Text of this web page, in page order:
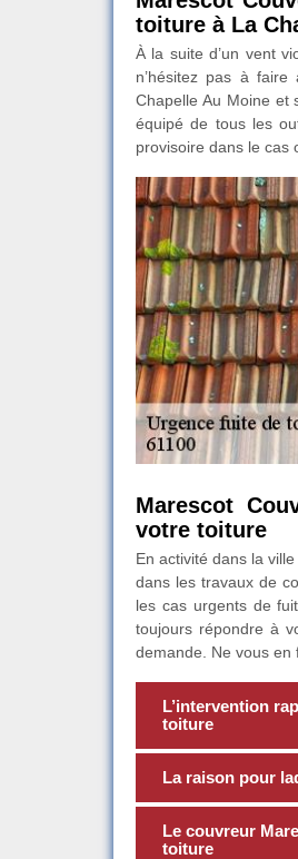
toiture à La
À la suite d’un vent
n’hésitez pas à
Chapelle Au Moine et
équipé de tous les
provisoire dans le cas
Marescot
votre toiture
En activité dans la
dans les travaux de
les cas urgents de
toujours répondre à
demande. Ne vous en
L’intervention
toiture
La raison pour
Le couvreur
toiture